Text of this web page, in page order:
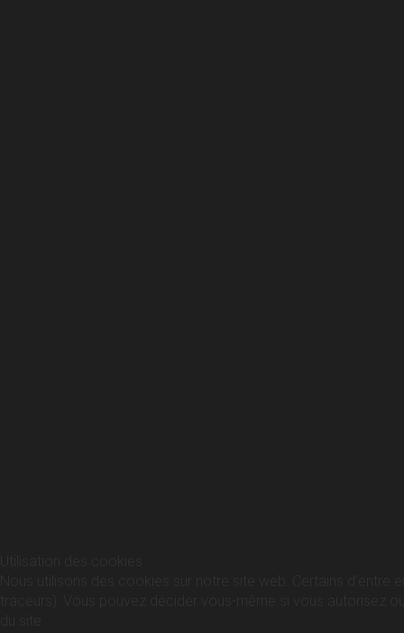
Nous utilisons des cookies sur notre site web. Certains
traceurs). Vous pouvez décider vous-même si vous autorisez